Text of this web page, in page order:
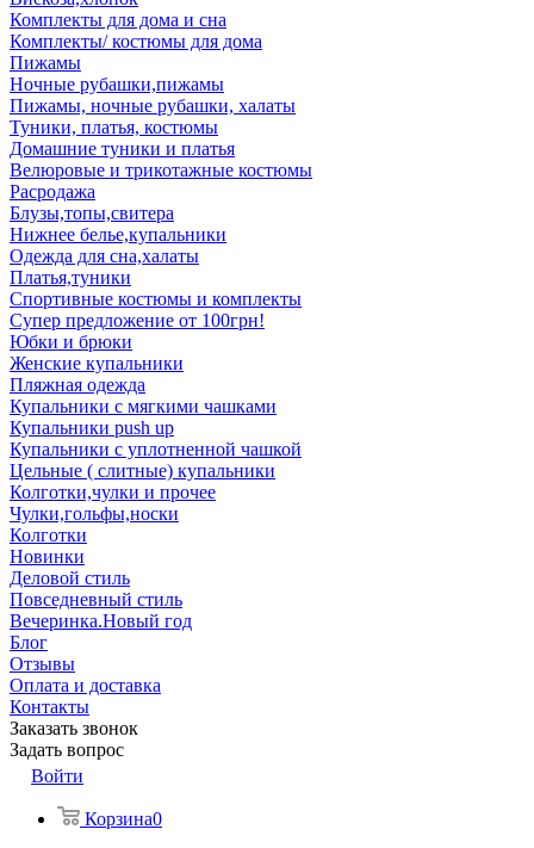
Комплекты для дома и сна
Комплекты/ костюмы для дома
Пижамы
Ночные рубашки,пижамы
Пижамы, ночные рубашки, халаты
Туники, платья, костюмы
Домашние туники и платья
Велюровые и трикотажные костюмы
Расродажа
Блузы,топы,свитера
Нижнее белье,купальники
Одежда для сна,халаты
Платья,туники
Спортивные костюмы и комплекты
Супер предложение от 100грн!
Юбки и брюки
Женские купальники
Пляжная одежда
Купальники с мягкими чашками
Купальники push up
Купальники с уплотненной чашкой
Цельные ( слитные) купальники
Колготки,чулки и прочее
Чулки,гольфы,носки
Колготки
Новинки
Деловой стиль
Повседневный стиль
Вечеринка.Новый год
Блог
Отзывы
Оплата и доставка
Контакты
Заказать звонок
Задать вопрос
Войти
Корзина0